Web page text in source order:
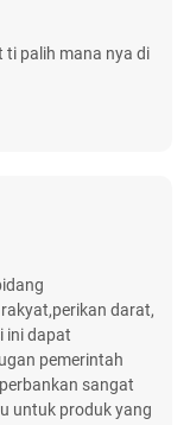
ti palih mana nya di
darat,
ini dapat
pemerintah
sangat
untuk produk yang